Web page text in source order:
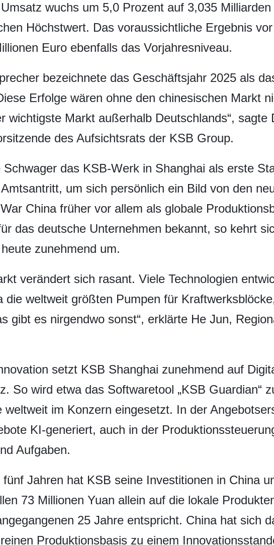
wuchs um 5,0 Prozent auf 3,035
Höchstwert. Das voraussichtliche Ergebnis
Euro ebenfalls das Vorjahresniveau.
bezeichnete das Geschäftsjahr 2025 als
Erfolge wären ohne den chinesischen Markt
wichtigste Markt außerhalb Deutschlands“, sagte
des Aufsichtsrats der KSB Group.
das KSB-Werk in Shanghai als erste
um sich persönlich ein Bild von den
China früher vor allem als globale
das deutsche Unternehmen bekannt, so kehrt
zunehmend um.
verändert sich rasant. Viele Technologien
die weltweit größten Pumpen für
gibt es nirgendwo sonst“, erklärte He Jun,
setzt KSB Shanghai zunehmend auf
So wird etwa das Softwaretool „KSB Guardian“
weltweit im Konzern eingesetzt. In der
KI-generiert, auch in der
Aufgaben.
Jahren hat KSB seine Investitionen in China
73 Millionen Yuan allein auf die lokale
25 Jahre entspricht. China hat sich
Produktionsbasis zu einem